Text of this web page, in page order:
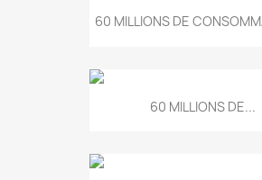
60 MILLIONS DE
60 MILLIONS DE...